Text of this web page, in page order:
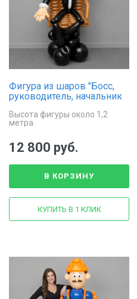
Фигура из шаров "Босс,
руководитель, начальник
Высота фигуры около 1,2
метра
12 800 руб.
В КОРЗИНУ
КУПИТЬ В 1 КЛИК